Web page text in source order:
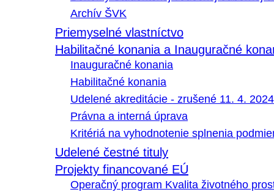
Archív ŠVK
Priemyselné vlastníctvo
Habilitačné konania a Inauguračné
Inauguračné konania
Habilitačné konania
Udelené akreditácie - zrušené 11. 4. 2024
Právna a interná úprava
Kritériá na vyhodnotenie splnenia
Udelené čestné tituly
Projekty financované EÚ
Operačný program Kvalita životného